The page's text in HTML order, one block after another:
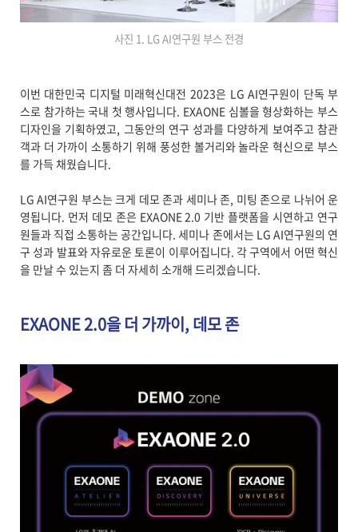
사진 1. LG AI연구원 부스 전경
이번 대한민국 디지털 미래혁신대전 2023은 LG AI연구원이 단독 부
스로 참가하는 국내 첫 행사입니다. EXAONE 심볼을 형상화하는 부스
디자인을 기획하였고, 그동안의 연구 성과를 다양하게 보여주고 참관
객과 더 가까이 소통하기 위해 풍성한 볼거리와 놀라운 혁신으로 부스
를 가득 채웠습니다.
LG AI연구원 부스는 크게 데모 존과 세미나 존, 미팅 존으로 나뉘어 운
영됩니다. 먼저 데모 존은 EXAONE 2.0 기반 플랫폼을 시연하고 연구
원들과 직접 소통하는 공간입니다. 세미나 존에서는 LG AI연구원의 연
구 성과 발표와 자유로운 토론이 이루어집니다. 각 구역에서 어떤 혁신
을 만날 수 있는지 좀 더 자세히 소개해 드리겠습니다.
EXAONE 2.0을 더 가까이, 데모 존